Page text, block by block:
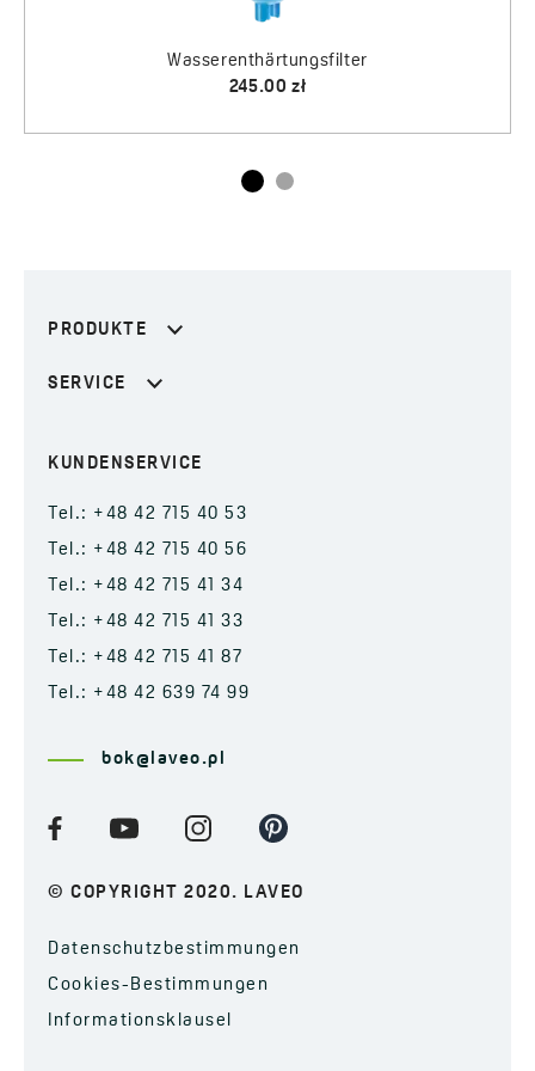
PRODUKTE
SERVICE
KUNDENSERVICE
Tel.: +48 42 715 40 53
Tel.: +48 42 715 40 56
Tel.: +48 42 715 41 34
Tel.: +48 42 715 41 33
Tel.: +48 42 715 41 87
Tel.: +48 42 639 74 99
bok@laveo.pl
© COPYRIGHT 2020. LAVEO
Datenschutzbestimmungen
Cookies-Bestimmungen
Informationsklausel